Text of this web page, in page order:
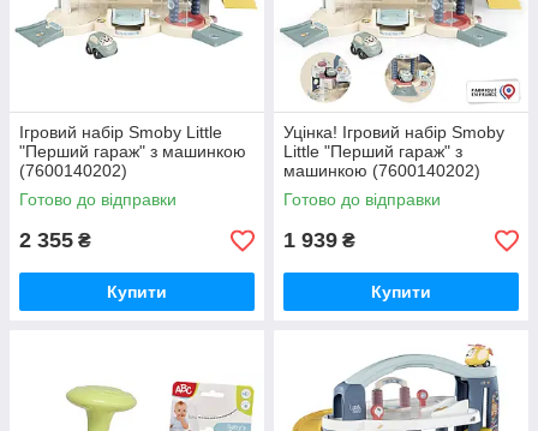
Ігровий набiр Smoby Little
"Перший гараж" з машинкою
(7600140202)
Готово до відправки
2 355 ₴
Купити
Уцінка! Ігровий набiр Smoby
Little "Перший гараж" з
машинкою (7600140202)
Готово до відправки
1 939 ₴
Купити